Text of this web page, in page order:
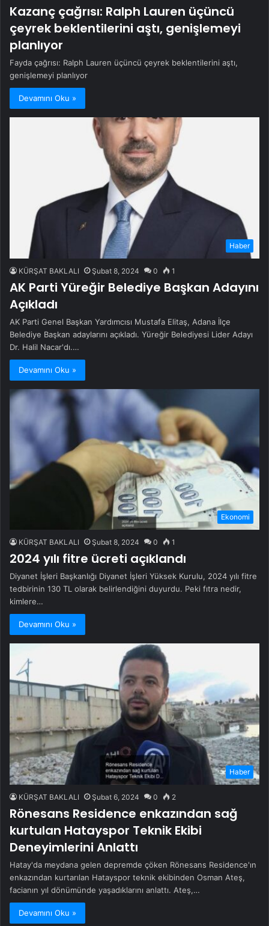
Kazanç çağrısı: Ralph Lauren üçüncü
çeyrek beklentilerini aştı, genişlemeyi
planlıyor
Fayda çağrısı: Ralph Lauren üçüncü çeyrek beklentilerini aştı,
genişlemeyi planlıyor
Devamını Oku »
Haber
KÜRŞAT BAKLALI Şubat 8, 2024 0 1
AK Parti Yüreğir Belediye Başkan Adayını
Açıkladı
AK Parti Genel Başkan Yardımcısı Mustafa Elitaş, Adana İlçe
Belediye Başkan adaylarını açıkladı. Yüreğir Belediyesi Lider Adayı
Dr. Halil Nacar'dı.…
Devamını Oku »
Ekonomi
KÜRŞAT BAKLALI Şubat 8, 2024 0 1
2024 yılı fitre ücreti açıklandı
Diyanet İşleri Başkanlığı Diyanet İşleri Yüksek Kurulu, 2024 yılı fitre
tedbirinin 130 TL olarak belirlendiğini duyurdu. Peki fıtra nedir,
kimlere…
Devamını Oku »
Haber
KÜRŞAT BAKLALI Şubat 6, 2024 0 2
Rönesans Residence enkazından sağ
kurtulan Hatayspor Teknik Ekibi
Deneyimlerini Anlattı
Hatay'da meydana gelen depremde çöken Rönesans Residence'ın
enkazından kurtarılan Hatayspor teknik ekibinden Osman Ateş,
facianın yıl dönümünde yaşadıklarını anlattı. Ateş,…
Devamını Oku »